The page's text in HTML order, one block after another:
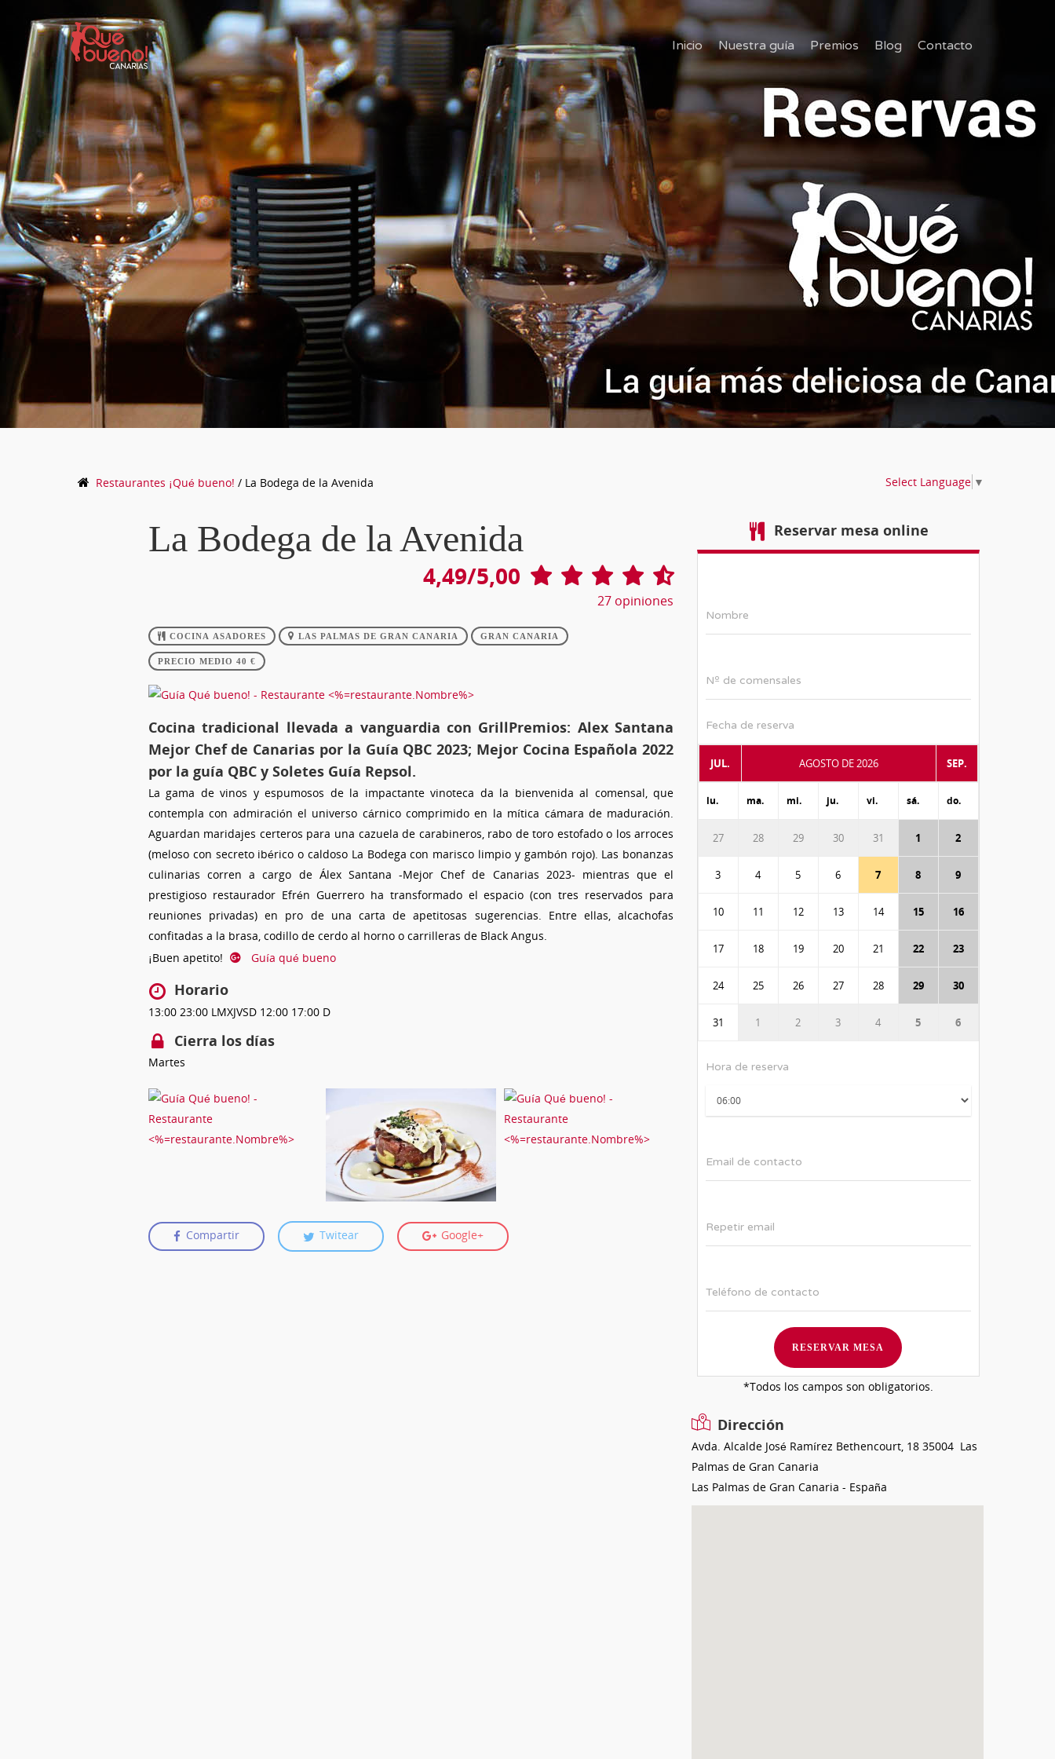
Inicio Nuestra guía Premios Blog Contacto
Restaurantes ¡Qué bueno! / La Bodega de la Avenida Select Language ▼
La Bodega de la Avenida
4,49/5,00
27 opiniones
COCINA ASADORES LAS PALMAS DE GRAN CANARIA GRAN CANARIA
PRECIO MEDIO 40 €
Cocina tradicional llevada a vanguardia con GrillPremios: Alex Santana
Mejor Chef de Canarias por la Guía QBC 2023; Mejor Cocina Española 2022
por la guía QBC y Soletes Guía Repsol.
La gama de vinos y espumosos de la impactante vinoteca da la bienvenida al comensal, que
contempla con admiración el universo cárnico comprimido en la mítica cámara de maduración.
Aguardan maridajes certeros para una cazuela de carabineros, rabo de toro estofado o los arroces
(meloso con secreto ibérico o caldoso La Bodega con marisco limpio y gambón rojo). Las bonanzas
culinarias corren a cargo de Álex Santana -Mejor Chef de Canarias 2023- mientras que el
prestigioso restaurador Efrén Guerrero ha transformado el espacio (con tres reservados para
reuniones privadas) en pro de una carta de apetitosas sugerencias. Entre ellas, alcachofas
confitadas a la brasa, codillo de cerdo al horno o carrilleras de Black Angus.
¡Buen apetito!
Guía qué bueno
Horario
13:00 23:00 LMXJVSD 12:00 17:00 D
Cierra los días
Martes
Compartir Twitear Google+
Reservar mesa online
Nombre
Nº de comensales
Fecha de reserva
JUL. AGOSTO DE 2026 SEP.
lu. ma. mi. ju. vi. sá. do.
27 28 29 30 31 1 2
3 4 5 6 7 8 9
10 11 12 13 14 15 16
17 18 19 20 21 22 23
24 25 26 27 28 29 30
31 1 2 3 4 5 6
Hora de reserva
Email de contacto
Repetir email
Teléfono de contacto
*Todos los campos son obligatorios.
Dirección
Avda. Alcalde José Ramírez Bethencourt, 18 35004 Las
Palmas de Gran Canaria
Las Palmas de Gran Canaria - España